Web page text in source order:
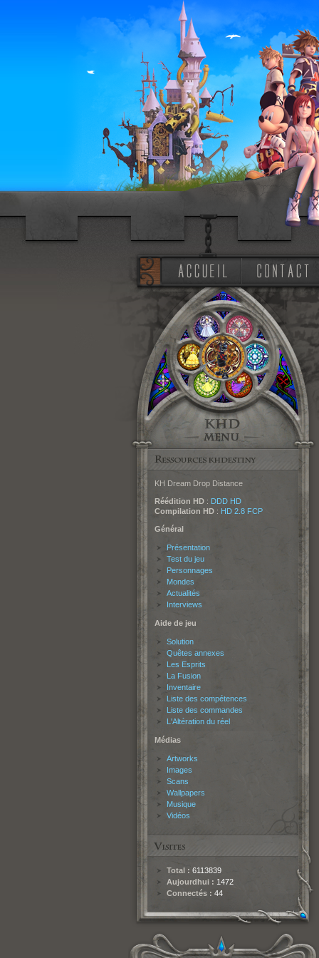
KH Dream Drop Distance
Réédition HD: DDD HD
Compilation HD: HD 2.8 FCP
Général
Présentation
Test du jeu
Personnages
Mondes
Actualités
Interviews
Aide de jeu
Solution
Quêtes annexes
Les Esprits
La Fusion
Inventaire
Liste des compétences
Liste des commandes
L'Altération du réel
Médias
Artworks
Images
Scans
Wallpapers
Musique
Vidéos
Total : 6113839
Aujourdhui : 1472
Connectés : 44